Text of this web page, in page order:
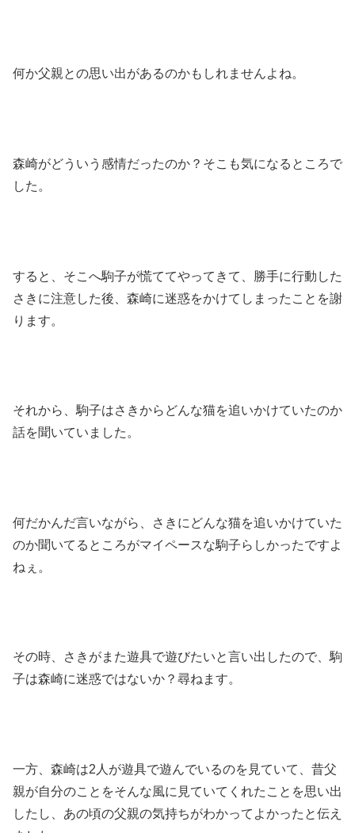
何か父親との思い出があるのかもしれませんよね。
森崎がどういう感情だったのか？そこも気になるところで
した。
すると、そこへ駒子が慌ててやってきて、勝手に行動した
さきに注意した後、森崎に迷惑をかけてしまったことを謝
ります。
それから、駒子はさきからどんな猫を追いかけていたのか
話を聞いていました。
何だかんだ言いながら、さきにどんな猫を追いかけていた
のか聞いてるところがマイペースな駒子らしかったですよ
ねぇ。
その時、さきがまた遊具で遊びたいと言い出したので、駒
子は森崎に迷惑ではないか？尋ねます。
一方、森崎は2人が遊具で遊んでいるのを見ていて、昔父
親が自分のことをそんな風に見ていてくれたことを思い出
したし、あの頃の父親の気持ちがわかってよかったと伝え